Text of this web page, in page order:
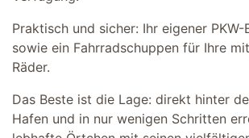
Praktisch und sicher: Ihr eigener
sowie ein Fahrradschuppen für Ihre
Räder.
Das Beste ist die Lage: direkt hinter
Hafen und in nur wenigen Schritten